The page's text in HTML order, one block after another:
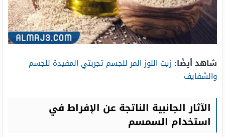
شاهد أيضًا: زيت اللوز المر للجسم تجربتي المفيدة للجسم
والشفايف
الآثار الجانبية الناتجة عن الإفراط في
استخدام السمسم